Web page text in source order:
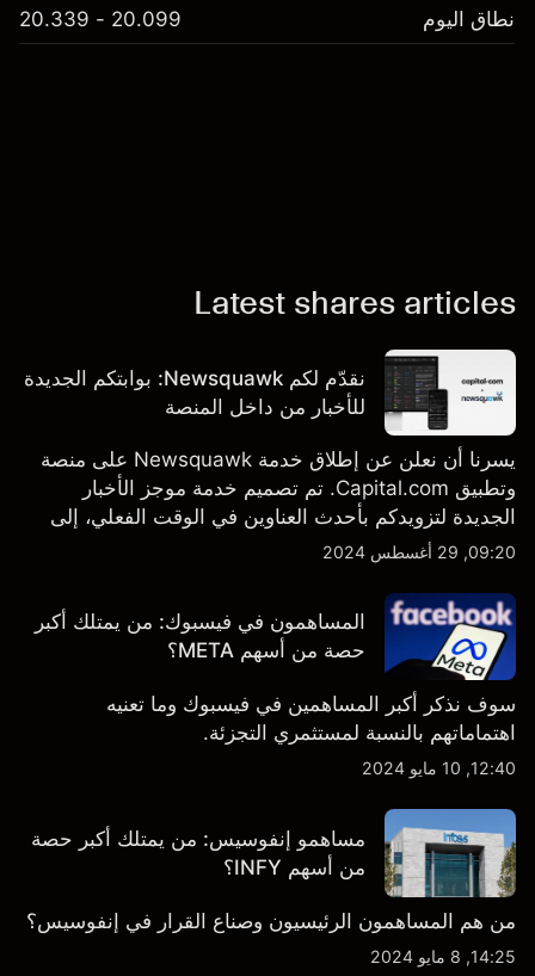
نطاق اليوم 20.099 - 20.339
Latest shares articles
نقدّم لكم Newsquawk: بوابتكم الجديدة
للأخبار من داخل المنصة
يسرنا أن نعلن عن إطلاق خدمة Newsquawk على منصة
وتطبيق Capital.com. تم تصميم خدمة موجز الأخبار
الجديدة لتزويدكم بأحدث العناوين في الوقت الفعلي، إلى
جانب قصص إخبارية مخصصة وتقارير تحليلية متعمقة - وكل
بالضبط.
09:20, 29 أغسطس 2024
المساهمون في فيسبوك: من يمتلك أكبر
حصة من أسهم META؟
سوف نذكر أكبر المساهمين في فيسبوك وما تعنيه
اهتماماتهم بالنسبة لمستثمري التجزئة.
12:40, 10 مايو 2024
مساهمو إنفوسيس: من يمتلك أكبر حصة
من أسهم INFY؟
من هم المساهمون الرئيسيون وصناع القرار في إنفوسيس؟
14:25, 8 مايو 2024